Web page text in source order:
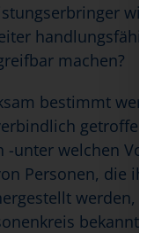
machen?
bestimmt
getroffen
-unter welchen
Personen, die
werden,
bekannt